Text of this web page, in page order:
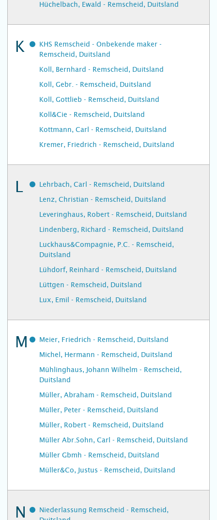
Hüchelbach, Ewald - Remscheid, Duitsland
K
KHS Remscheid - Onbekende maker -
Remscheid, Duitsland
Koll, Bernhard - Remscheid, Duitsland
Koll, Gebr. - Remscheid, Duitsland
Koll, Gottlieb - Remscheid, Duitsland
Koll&Cie - Remscheid, Duitsland
Kottmann, Carl - Remscheid, Duitsland
Kremer, Friedrich - Remscheid, Duitsland
L
Lehrbach, Carl - Remscheid, Duitsland
Lenz, Christian - Remscheid, Duitsland
Leveringhaus, Robert - Remscheid, Duitsland
Lindenberg, Richard - Remscheid, Duitsland
Luckhaus&Compagnie, P.C. - Remscheid,
Duitsland
Lühdorf, Reinhard - Remscheid, Duitsland
Lüttgen - Remscheid, Duitsland
Lux, Emil - Remscheid, Duitsland
M
Meier, Friedrich - Remscheid, Duitsland
Michel, Hermann - Remscheid, Duitsland
Mühlinghaus, Johann Wilhelm - Remscheid,
Duitsland
Müller, Abraham - Remscheid, Duitsland
Müller, Peter - Remscheid, Duitsland
Müller, Robert - Remscheid, Duitsland
Müller Abr.Sohn, Carl - Remscheid, Duitsland
Müller Gbmh - Remscheid, Duitsland
Müller&Co, Justus - Remscheid, Duitsland
N
Niederlassung Remscheid - Remscheid,